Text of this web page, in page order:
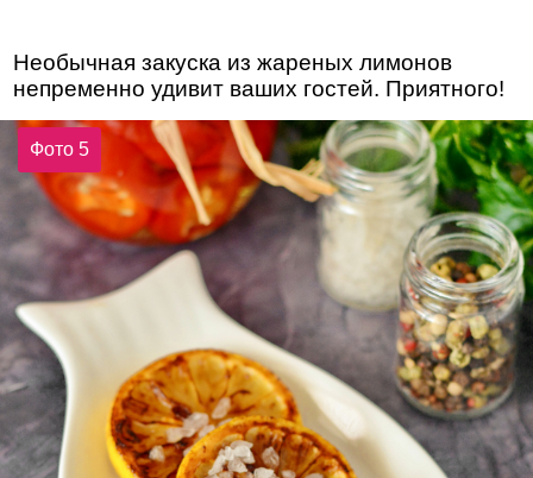
Необычная закуска из жареных лимонов
непременно удивит ваших гостей. Приятного!
Фото 5